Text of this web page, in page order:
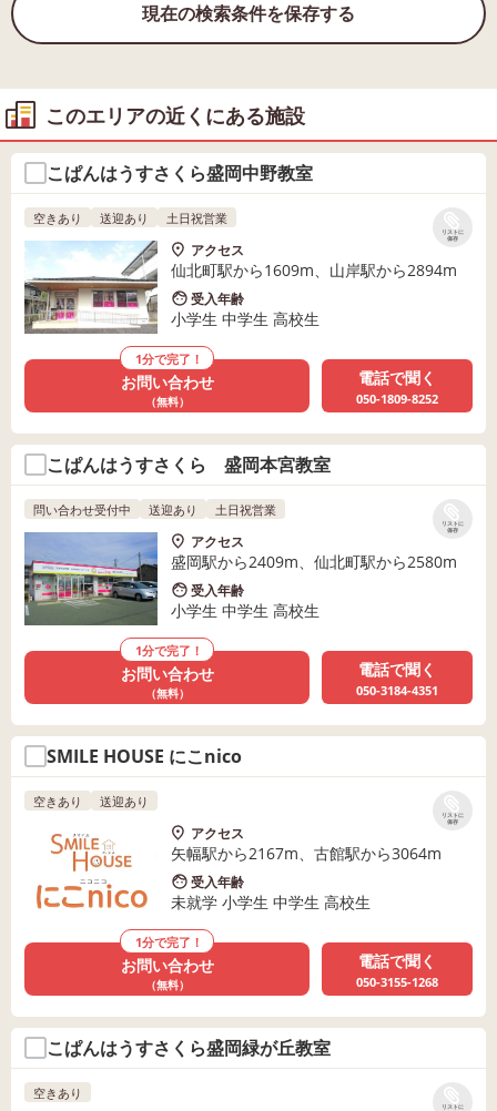
現在の検索条件を保存する
このエリアの近くにある施設
こぱんはうすさくら盛岡中野教室
リストに
保存
空きあり 送迎あり 土日祝営業
アクセス
仙北町駅から1609m、山岸駅から2894m
受入年齢
小学生 中学生 高校生
1分で完了！
お問い合わせ
（無料）
電話で聞く
050-1809-8252
こぱんはうすさくら 盛岡本宮教室
リストに
保存
問い合わせ受付中 送迎あり 土日祝営業
アクセス
盛岡駅から2409m、仙北町駅から2580m
受入年齢
小学生 中学生 高校生
1分で完了！
お問い合わせ
（無料）
電話で聞く
050-3184-4351
SMILE HOUSE にこnico
リストに
保存
空きあり 送迎あり
アクセス
矢幅駅から2167m、古館駅から3064m
受入年齢
未就学 小学生 中学生 高校生
1分で完了！
お問い合わせ
（無料）
電話で聞く
050-3155-1268
こぱんはうすさくら盛岡緑が丘教室
リストに
空きあり